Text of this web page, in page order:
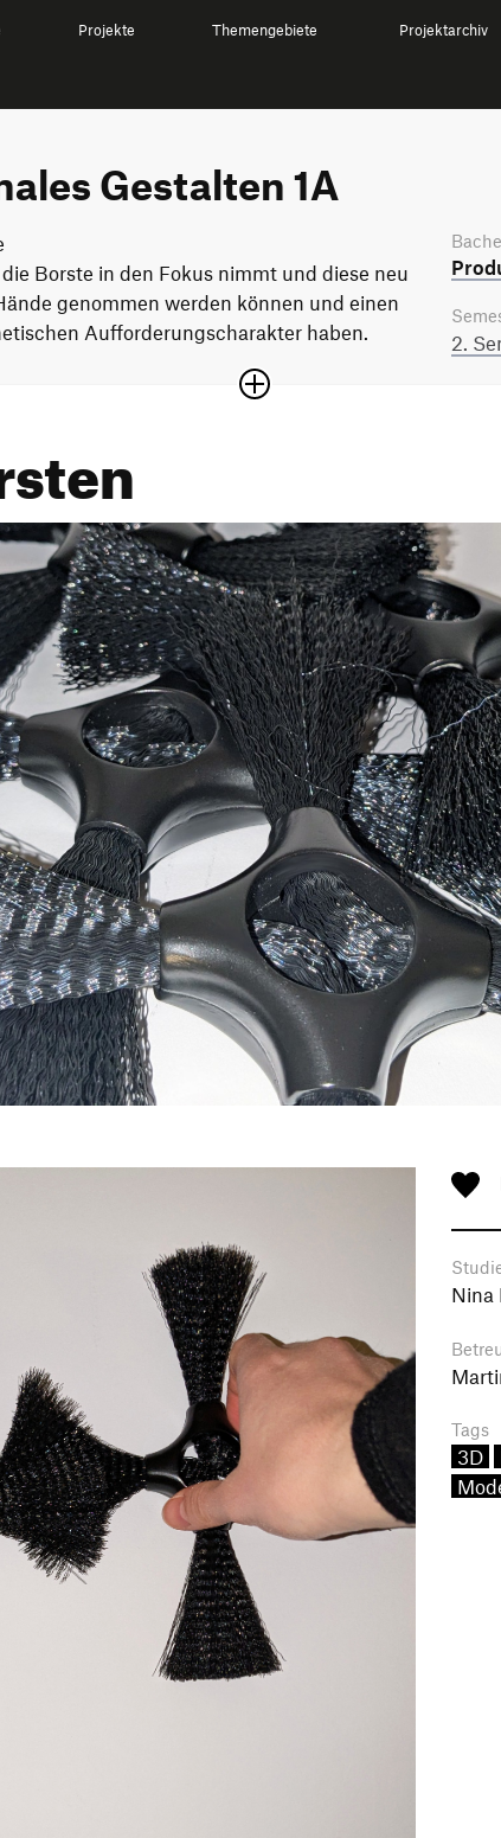
Projekte Themengebiete Projektarchiv
Gestalten 1A
Borste in den Fokus nimmt und diese neu
genommen werden können und einen
Aufforderungscharakter haben.
2.
Nina
Tags
3D